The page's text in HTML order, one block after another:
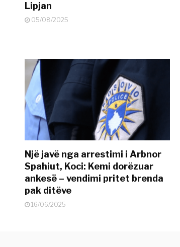
Lipjan
05/08/2025
Një javë nga arrestimi i Arbnor
Spahiut, Koci: Kemi dorëzuar
ankesë – vendimi pritet brenda
pak ditëve
16/06/2025